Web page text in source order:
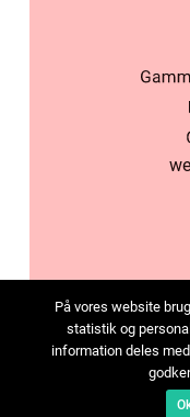
På vores website
statistik og
information deles